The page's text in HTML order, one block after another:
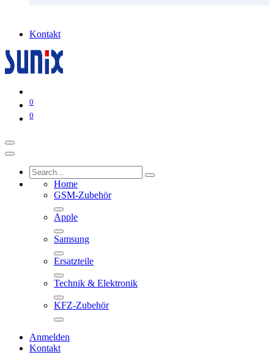
Kontakt
0
0
Home
GSM-Zubehör
Apple
Samsung
Ersatzteile
Technik & Elektronik
KFZ-Zubehör
Anmelden
Kontakt